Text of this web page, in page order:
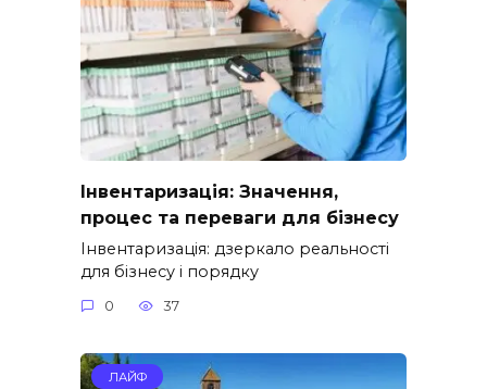
Інвентаризація: Значення,
процес та переваги для бізнесу
Інвентаризація: дзеркало реальності
для бізнесу і порядку
0 37
ЛАЙФ